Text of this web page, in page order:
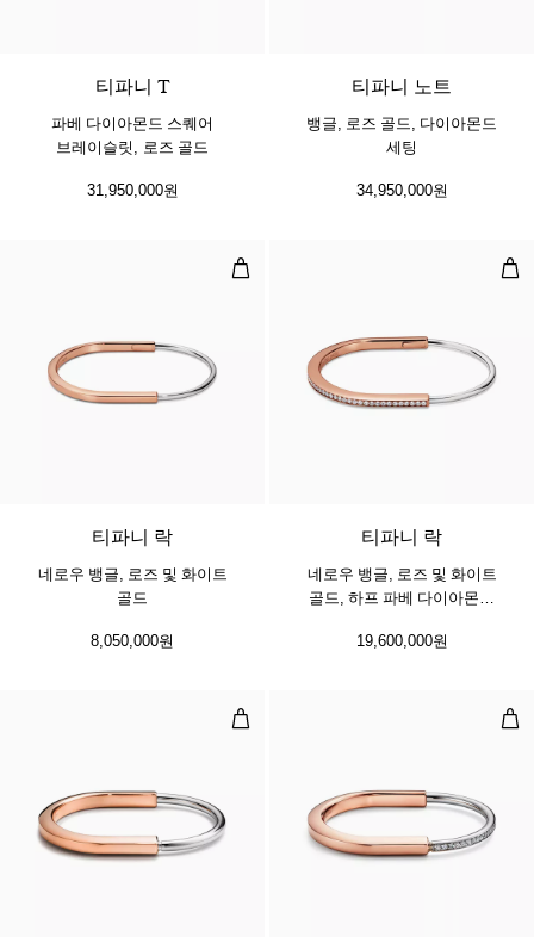
티파니 T
파베 다이아몬드 스퀘어
브레이슬릿, 로즈 골드
31,950,000원
티파니 노트
뱅글, 로즈 골드, 다이아몬드
세팅
34,950,000원
네로우 뱅글, 로즈 및 화이트 골드
티파니 락
네로우 뱅글, 로즈 및 화이트
골드
8,050,000원
네
티파니 락
네로우 뱅글, 로즈 및 화이트
골드, 하프 파베 다이아몬드
19,600,000원
뱅글, 로즈 및 화이트 골드 뱅